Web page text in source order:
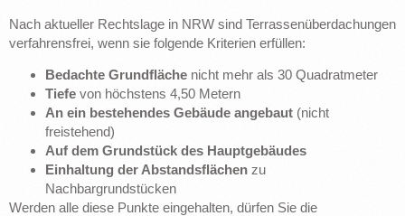
Nach aktueller Rechtslage in NRW sind Terrassenüberdachungen
verfahrensfrei, wenn sie folgende Kriterien erfüllen:
Bedachte Grundfläche nicht mehr als 30 Quadratmeter
Tiefe von höchstens 4,50 Metern
An ein bestehendes Gebäude angebaut (nicht
freistehend)
Auf dem Grundstück des Hauptgebäudes
Einhaltung der Abstandsflächen zu
Nachbargrundstücken
Werden alle diese Punkte eingehalten, dürfen Sie die